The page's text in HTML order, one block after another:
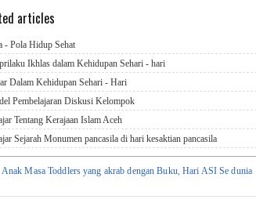
articles
- Pola Hidup Sehat
Ikhlas dalam Kehidupan Sehari - hari
Dalam Kehidupan Sehari - Hari
Pembelajaran Diskusi Kelompok
Tentang Kerajaan Islam Aceh
Sejarah Monumen pancasila di hari kesaktian pancasila
Anak Masa Toddlers yang akrab dengan Buku,Hari ASI Se dunia